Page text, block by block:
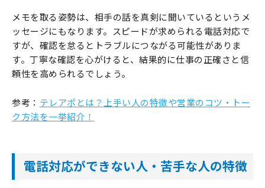
メモを取る姿勢は、相手の話を真剣に聞いているというメ
ッセージにもなります。スピードが求められる電話対応で
すが、確認を怠るとトラブルにつながる可能性がありま
す。丁寧な確認を心がけると、結果的に仕事の正確さと信
頼性を高められるでしょう。
参考： テレアポとは？上手い人の特徴や営業のコツ・トー
ク方法を一挙紹介！
電話対応ができない人・苦手な人の特徴